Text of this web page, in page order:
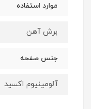
موارد استفاده
برش آهن
جنس صفحه
آلومینیوم اکسید